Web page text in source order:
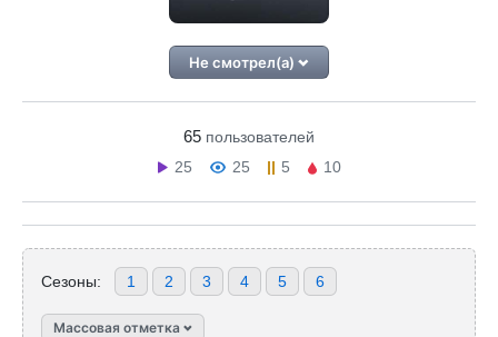
Не смотрел(а)
65 пользователей
25
25 5 10
Сезоны: 1 2 3 4 5 6
Массовая отметка